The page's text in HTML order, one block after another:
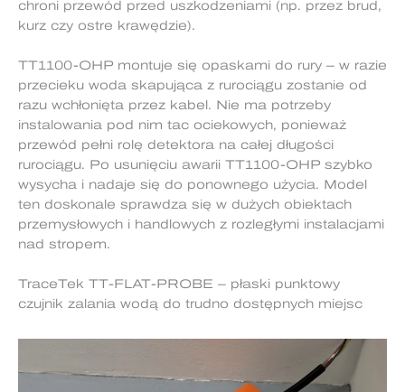
chroni przewód przed uszkodzeniami (np. przez brud,
kurz czy ostre krawędzie).
TT1100-OHP montuje się opaskami do rury – w razie
przecieku woda skapująca z rurociągu zostanie od
razu wchłonięta przez kabel. Nie ma potrzeby
instalowania pod nim tac ociekowych, ponieważ
przewód pełni rolę detektora na całej długości
rurociągu. Po usunięciu awarii TT1100-OHP szybko
wysycha i nadaje się do ponownego użycia. Model
ten doskonale sprawdza się w dużych obiektach
przemysłowych i handlowych z rozległymi instalacjami
nad stropem.
TraceTek TT-FLAT-PROBE – płaski punktowy
czujnik zalania wodą do trudno dostępnych miejsc